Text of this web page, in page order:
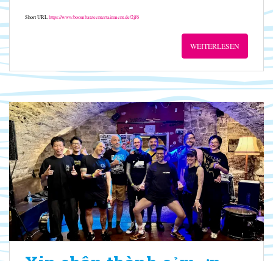
Short URLhttps://www.boombatzeentertainment.de/2jf6
WEITERLESEN